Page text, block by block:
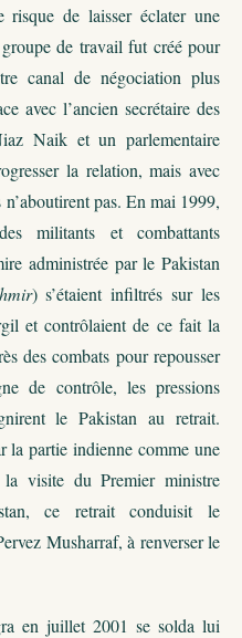
risque de laisser éclater une
de travail fut créé pour
canal de négociation plus
avec l’ancien secrétaire des
Naik et un parlementaire
la relation, mais avec
pas. En mai 1999,
militants et combattants
administrée par le Pakistan
) s’étaient infiltrés sur les
et contrôlaient de ce fait la
des combats pour repousser
de contrôle, les pressions
le Pakistan au retrait.
la partie indienne comme une
visite du Premier ministre
ce retrait conduisit le
Musharraf, à renverser le
en juillet 2001 se solda lui